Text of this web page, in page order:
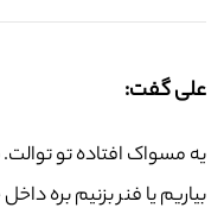
علی گفت:
یه مسواک افتاده تو
بیاریم یا فنر بزنیم بره